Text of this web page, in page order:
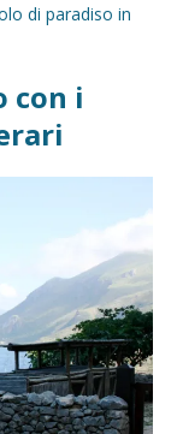
di paradiso in
con i